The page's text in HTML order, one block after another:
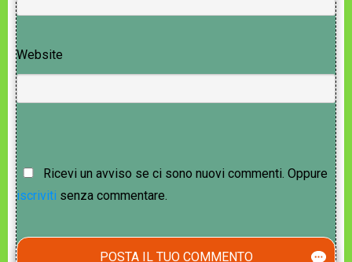
Website
Ricevi un avviso se ci sono nuovi commenti. Oppure
iscriviti senza commentare.
POSTA IL TUO COMMENTO